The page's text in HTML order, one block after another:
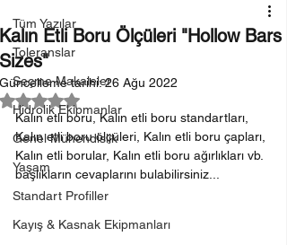
Tüm Yazılar
Toleranslar
Seçme Makaleler
Hidrolik Ekipmanlar
Genel Mühendislik
Yaşam
Standart Profiller
Kayış & Kasnak Ekipmanları
Kalın Etli Boru Ölçüleri "Hollow Bars
Sizes"
Güncelleme tarihi:26 Ağu 2022
5 üzerinden NaN yıldız
Kalın etli boru, Kalın etli boru standartları,
Kalın etli boru ölçüleri, Kalın etli boru çapları,
Kalın etli borular, Kalın etli boru ağırlıkları vb.
başlıkların cevaplarını bulabilirsiniz...